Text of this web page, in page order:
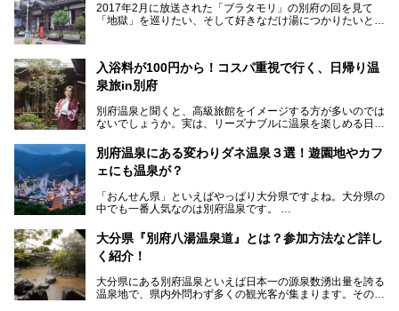
地上80mという圧倒的な開放感が魅力。温泉、ロウリュサウ
ナ、そしてひんやりとした約27度の高濃度炭酸泉で交互浴
併設の「JR九州ホテル ブラッサム大分」に泊まって、この
「シティスパてんくう」をたっぷり満喫してきたのでレポー
ルダウンできるスイーツ情報と併せてお楽しみください！
提供元：大分県【PR】
この記事は大分県のPR記事です。
2017年2月に放送された「ブラタモリ」の別府の回を見て
「地獄」を巡りたい、そして好きなだけ湯につかりたいと切
まつり」が開催されます。その期間は嬉しいことに100以上
の共同浴場がなんと無料開放されるんです！普段から入浴料
が100円と安いのに、いいんですかタダにしちゃって!?
しかも4/2には「東京ディズニーリゾートスペシャルパレー
ド」も行われます。つまり別府に行けば「地獄」も「ミッキ
ーマウス」も拝める稀有なイベントですよ、これは行くしか
ない！
源泉数、湧出量ともに日本一の温泉県とも言われる大分県。
な市営温泉をまとめました。
Let’s go to Hell !
入浴料が100円から！コスパ重視で行く、日帰り温
泉旅in別府
別府温泉と聞くと、高級旅館をイメージする方が多いのでは
ないでしょうか。実は、リーズナブルに温泉を楽しめる日帰
で楽しめる「大分県の別府温泉」に注目してみました。
ニフティ温泉がオススメする温泉施設を紹介しちゃいます！
別府温泉にある変わりダネ温泉３選！遊園地やカフ
ェにも温泉が？
「おんせん県」といえばやっぱり大分県ですよね。大分県の
中でも一番人気なのは別府温泉です。
中いても飽きません。
普通に温泉に浸かる以外にも、別府地獄巡りや砂湯などは有
名ですよね。
別府温泉は共同湯も多く、家庭やマンションにも温泉を引い
ている所もあります。
大分県『別府八湯温泉道』とは？参加方法など詳し
く紹介！
大分県にある別府温泉といえば日本一の源泉数湧出量を誇る
温泉地で、県内外問わず多くの観光客が集まります。その別